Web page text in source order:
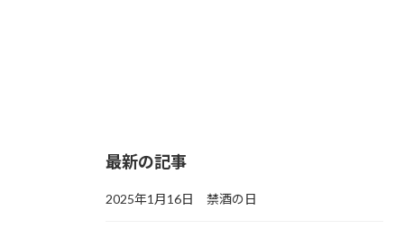
最新の記事
2025年1月16日 禁酒の日